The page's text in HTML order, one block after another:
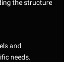
the structure
and
needs.